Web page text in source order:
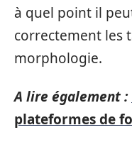
à quel point il
correctement les
morphologie.
A lire également :
plateformes de